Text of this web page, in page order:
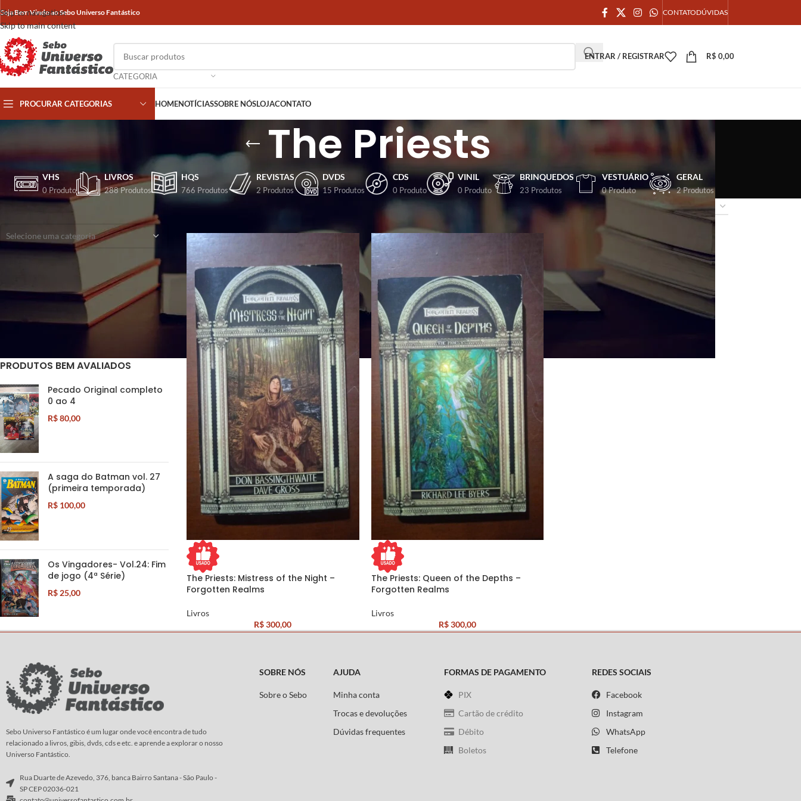
Skip to navigation
Skip to main content
Seja Bem Vindo ao Sebo Universo Fantástico CONTATODÚVIDAS
CATEGORIA
ENTRAR / REGISTRAR R$ 0,00
PROCURAR CATEGORIAS HOMENOTÍCIASSOBRE NÓSLOJACONTATO
The Priests
VHS
0 Produto
LIVROS
288 Produtos
HQS
766 Produtos
REVISTAS
2 Produtos
DVDS
15 Produtos
CDS
0 Produto
VINIL
0 Produto
BRINQUEDOS
23 Produtos
VESTUÁRIO
0 Produto
GERAL
2 Produtos
CATEGORIAS
Selecione uma categoria
FILTRAR POR CONDIÇÃO
(2)
PRODUTOS BEM AVALIADOS
Pecado Original completo
0 ao 4
R$80,00
A saga do Batman vol. 27
(primeira temporada)
R$ 100,00
Os Vingadores- Vol.24: Fim
de jogo (4ª Série)
R$ 25,00
Início/Produtos marcados com a tag “The Priests” 18 24
The Priests: Mistress of the Night –
Forgotten Realms
Livros
R$300,00
The Priests: Queen of the Depths –
Forgotten Realms
Livros
R$300,00
Sebo Universo Fantástico é um lugar onde você encontra de tudo
relacionado a livros, gibis, dvds, cds e etc. e aprende a explorar o nosso
Universo Fantástico.
Rua Duarte de Azevedo, 376, banca Bairro Santana - São Paulo -
SP CEP 02036-021
SOBRE NÓS
Sobre o Sebo
AJUDA
Minha conta
Trocas e devoluções
Dúvidas frequentes
FORMAS DE PAGAMENTO
PIX
Cartão de crédito
Débito
Boletos
REDES SOCIAIS
Facebook
Instagram
WhatsApp
Telefone